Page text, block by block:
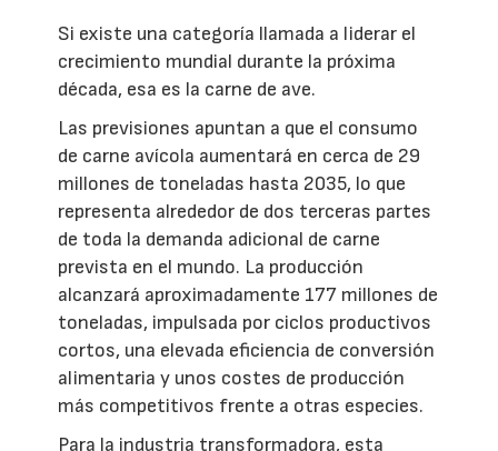
Si existe una categoría llamada a liderar el
crecimiento mundial durante la próxima
década, esa es la carne de ave.
Las previsiones apuntan a que el consumo
de carne avícola aumentará en cerca de 29
millones de toneladas hasta 2035, lo que
representa alrededor de dos terceras partes
de toda la demanda adicional de carne
prevista en el mundo. La producción
alcanzará aproximadamente 177 millones de
toneladas, impulsada por ciclos productivos
cortos, una elevada eficiencia de conversión
alimentaria y unos costes de producción
más competitivos frente a otras especies.
Para la industria transformadora, esta